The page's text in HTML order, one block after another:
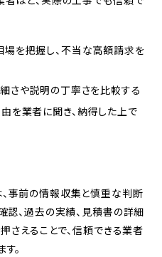
を把握し、不当な高額請求を
さや説明の丁寧さを比較する
を業者に聞き、納得した上で
事前の情報収集と慎重な判断
認、過去の実績、見積書の詳細
さえることで、信頼できる業者
。